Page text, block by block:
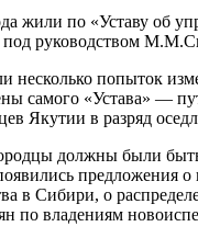
жили по «Уставу об
руководством
несколько попыток
самого «Устава» —
Якутии в разряд
должны были
предложения о
в Сибири, о
по владениям